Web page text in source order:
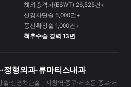
체외충격파(ESWT) 26,525건+
신경차단술 5,000건+
풍선확장술 1,000건+
척추수술 경력 13년
정형외과·류마티스내과
·신경차단술 · 시청역·중구·서소문·종로·서